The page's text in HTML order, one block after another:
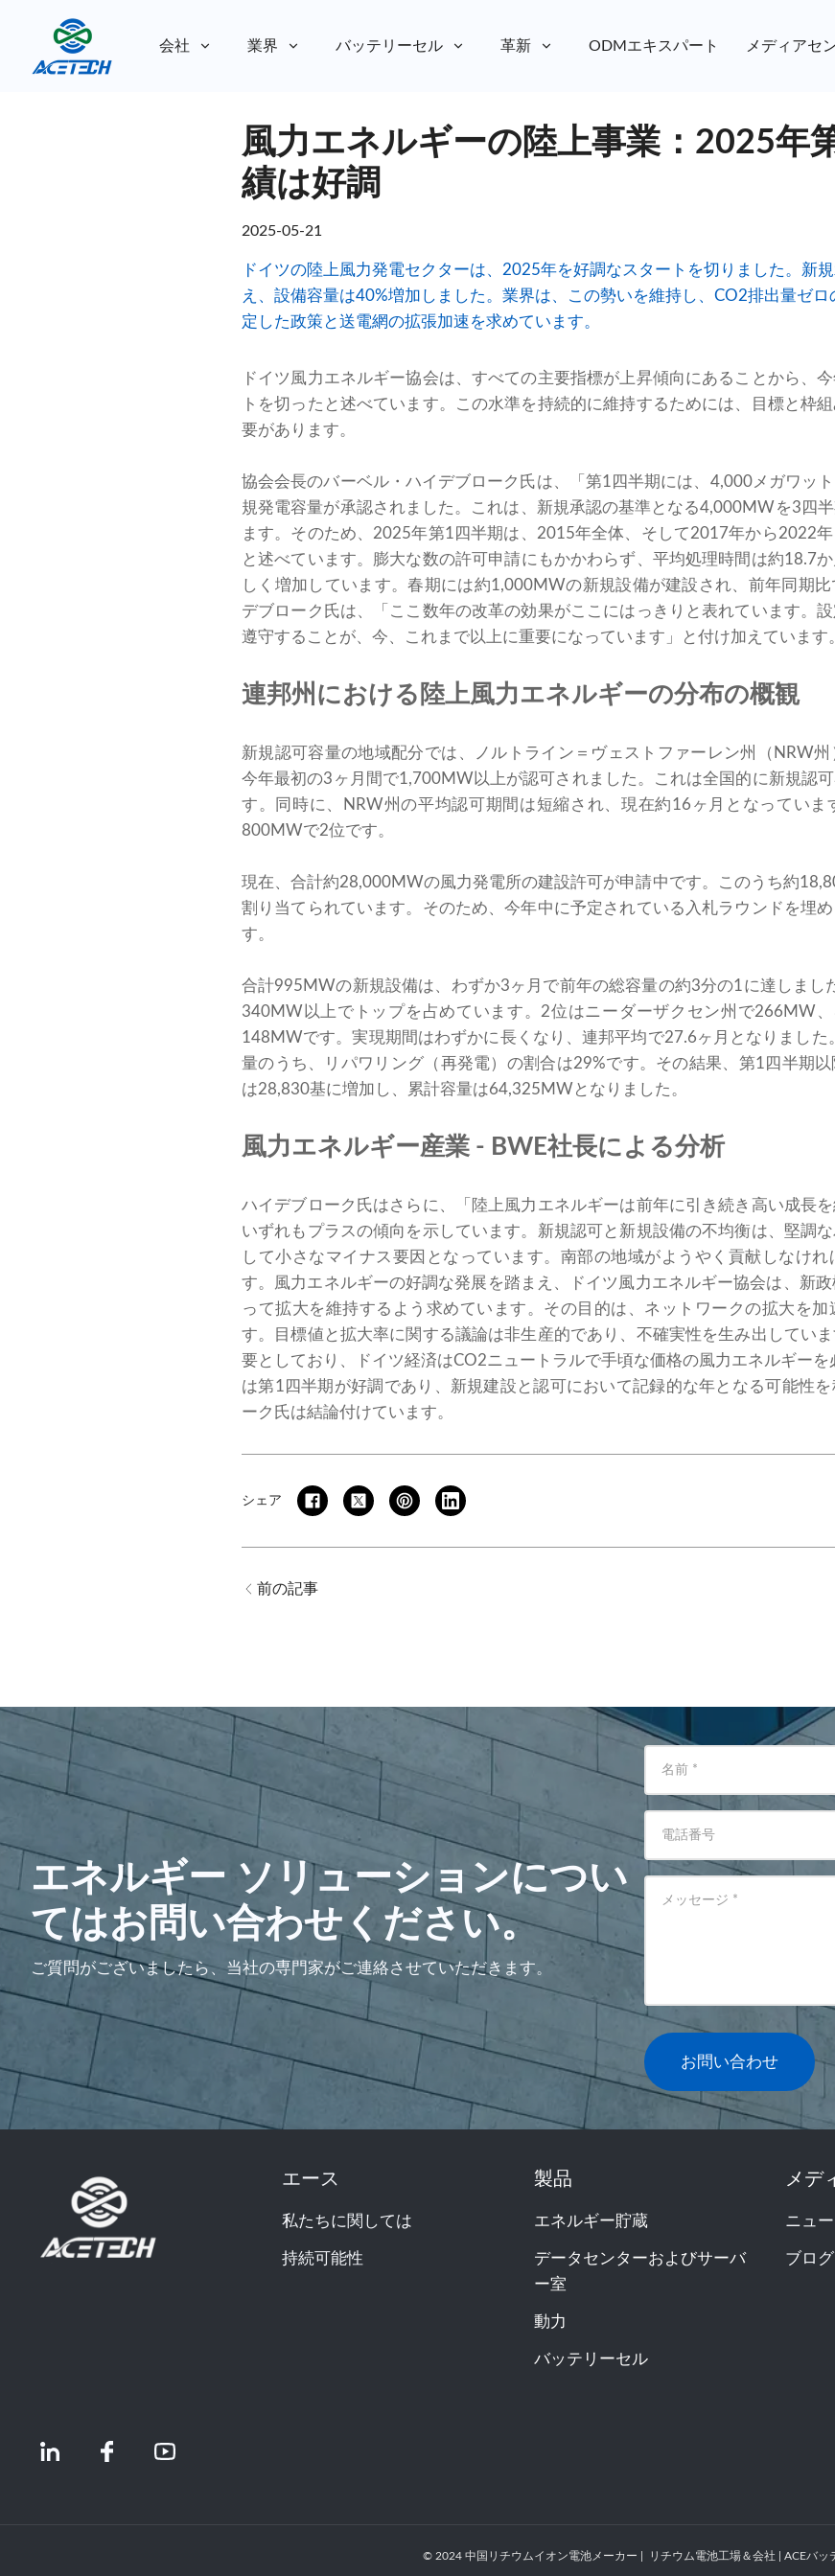
会社 業界 バッテリーセル 革新 ODMエキスパート メディアセ
風力エネルギーの陸上事業：2025年
績は好調
2025-05-21
ドイツの陸上風力発電セクターは、2025年を好調なスタートを切りました。新
え、設備容量は40%増加しました。業界は、この勢いを維持し、CO2排出量ゼ
定した政策と送電網の拡張加速を求めています。
ドイツ風力エネルギー協会は、すべての主要指標が上昇傾向にあることから、
トを切ったと述べています。この水準を持続的に維持するためには、目標と枠
要があります。
協会会長のバーベル・ハイデブローク氏は、「第1四半期には、4,000メガワッ
規発電容量が承認されました。これは、新規承認の基準となる4,000MWを3四
ます。そのため、2025年第1四半期は、2015年全体、そして2017年から2022年
と述べています。膨大な数の許可申請にもかかわらず、平均処理時間は約18.7
しく増加しています。春期には約1,000MWの新規設備が建設され、前年同期
デブローク氏は、「ここ数年の改革の効果がここにはっきりと表れています。
遵守することが、今、これまで以上に重要になっています」と付け加えています
連邦州における陸上風力エネルギーの分布の概観
新規認可容量の地域配分では、ノルトライン＝ヴェストファーレン州（NRW州
今年最初の3ヶ月間で1,700MW以上が認可されました。これは全国的に新規認
す。同時に、NRW州の平均認可期間は短縮され、現在約16ヶ月となっていま
800MWで2位です。
現在、合計約28,000MWの風力発電所の建設許可が申請中です。このうち約
割り当てられています。そのため、今年中に予定されている入札ラウンドを埋
す。
合計995MWの新規設備は、わずか3ヶ月で前年の総容量の約3分の1に達しまし
340MW以上でトップを占めています。2位はニーダーザクセン州で266MW
148MWです。実現期間はわずかに長くなり、連邦平均で27.6ヶ月となりまし
量のうち、リパワリング（再発電）の割合は29%です。その結果、第1四半期
は28,830基に増加し、累計容量は64,325MWとなりました。
風力エネルギー産業 - BWE社長による分析
ハイデブローク氏はさらに、「陸上風力エネルギーは前年に引き続き高い成長
いずれもプラスの傾向を示しています。新規認可と新規設備の不均衡は、堅調
して小さなマイナス要因となっています。南部の地域がようやく貢献しなけれ
す。風力エネルギーの好調な発展を踏まえ、ドイツ風力エネルギー協会は、新
って拡大を維持するよう求めています。その目的は、ネットワークの拡大を
す。目標値と拡大率に関する議論は非生産的であり、不確実性を生み出してい
要としており、ドイツ経済はCO2ニュートラルで手頃な価格の風力エネルギー
は第1四半期が好調であり、新規建設と認可において記録的な年となる可能性
ーク氏は結論付けています。
シェア
前の記事
エネルギー ソリューションについ
てはお問い合わせください。
ご質問がございましたら、当社の専門家がご連絡させていただきます。
名前 *
電話番号
メッセージ *
お問い合わせ
エース
私たちに関しては
持続可能性
製品
エネルギー貯蔵
データセンターおよびサーバ
ー室
動力
バッテリーセル
メデ
ニュー
ブログ
© 2024 中国リチウムイオン電池メーカー | リチウム電池工場＆会社 | ACEバッ